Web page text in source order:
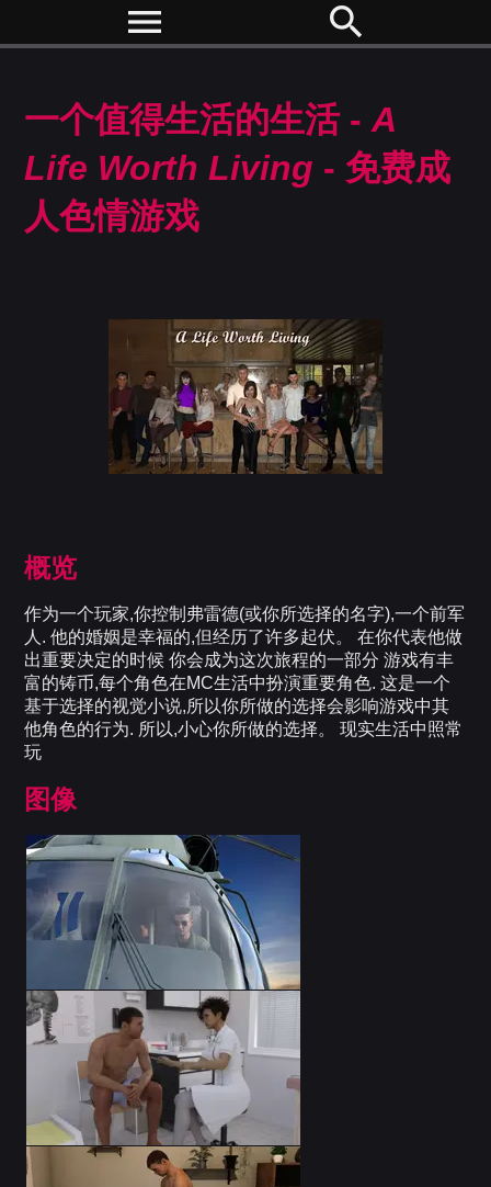
menu search
一个值得生活的生活 -A
Life Worth Living - 免费成
人色情游戏
概览
作为一个玩家,你控制弗雷德(或你所选择的名字),一个前军
人. 他的婚姻是幸福的,但经历了许多起伏。 在你代表他做
出重要决定的时候 你会成为这次旅程的一部分 游戏有丰
富的铸币,每个角色在MC生活中扮演重要角色. 这是一个
基于选择的视觉小说,所以你所做的选择会影响游戏中其
他角色的行为. 所以,小心你所做的选择。 现实生活中照常
玩
图像